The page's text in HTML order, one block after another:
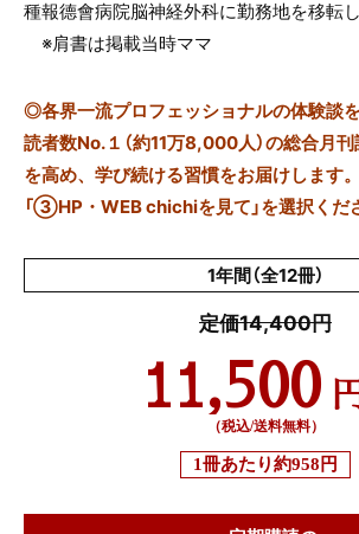
種報德會病院脳神経外科に勤務地を移転
※肩書は掲載当時ママ
◎各界一流プロフェッショナルの体験談
読者数No.１（約11万8,000人）の総合月刊
を高め、学び続ける習慣をお届けします
「③HP・WEB chichiを見て」を選択くだ
1年間（全12冊）
定価14,400円
11,500
（税込/送料無料）
1冊あたり約958円